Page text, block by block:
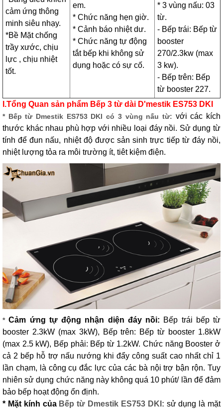
cảm ứng thông
minh siêu nhạy.
*Bề Mặt chống
trầy xước, chịu
lực , chịu nhiệt
tốt.
em.
* Chức năng hẹn giờ.
* Cảnh báo nhiệt dư.
* Chức năng tự động
tắt bếp khi không sử
dụng hoặc có sự cố.
* 3 vùng nấu: 03
từ.
- Bếp trái: Bếp từ
booster
270/2.3kw (max
3 kw).
- Bếp trên: Bếp
từ booster 227.
I.Tổng Quan sản phẩm Bếp 3 từ dài D'mestik ES753 DKI
* Bếp từ Dmestik ES753 DKI có 3 vùng nấu từ: với các kích
thước khác nhau phù hợp với nhiều loại đáy nồi. Sử dụng từ
tính để đun nấu, nhiệt độ được sản sinh trực tiếp từ đáy nồi,
nhiệt lượng tỏa ra môi trường ít, tiêt kiệm điện.
*Cảm ứng tự động nhận diện đáy nồi: Bếp trái bếp từ
booster 2.3kW (max 3kW), Bếp trên: Bếp từ booster 1.8kW
(max 2.5 kW), Bếp phải: Bếp từ 1.2kW. Chức năng Booster ở
cả 2 bếp hỗ trợ nấu nướng khi đẩy công suất cao nhất chỉ 1
lần chạm, là công cụ đắc lực của các bà nội trợ bận rộn. Tuy
nhiên sử dụng chức năng này không quá 10 phút/ lần để đảm
bảo bếp hoạt động ổn định.
* Mặt kính của Bếp từ Dmestik ES753 DKI: sử dụng là mặt